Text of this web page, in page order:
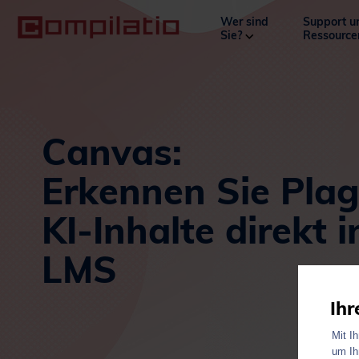
Wer sind
Sie?
Support
Canvas:
Erkennen Sie
KI-Inhalte direkt
LMS
Mit
um